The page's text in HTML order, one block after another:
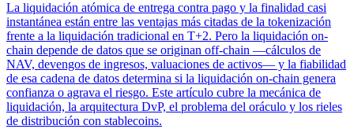
La liquidación atómica de entrega contra pago y la finalidad casi
instantánea están entre las ventajas más citadas de la tokenización
frente a la liquidación tradicional en T+2. Pero la liquidación on-
chain depende de datos que se originan off-chain —cálculos de
NAV, devengos de ingresos, valuaciones de activos— y la fiabilidad
de esa cadena de datos determina si la liquidación on-chain genera
confianza o agrava el riesgo. Este artículo cubre la mecánica de
liquidación, la arquitectura DvP, el problema del oráculo y los rieles
de distribución con stablecoins.